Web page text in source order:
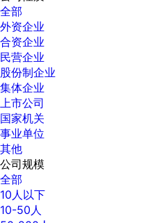
全部
外资企业
合资企业
民营企业
股份制企业
集体企业
上市公司
国家机关
事业单位
其他
公司规模
全部
10人以下
10-50人